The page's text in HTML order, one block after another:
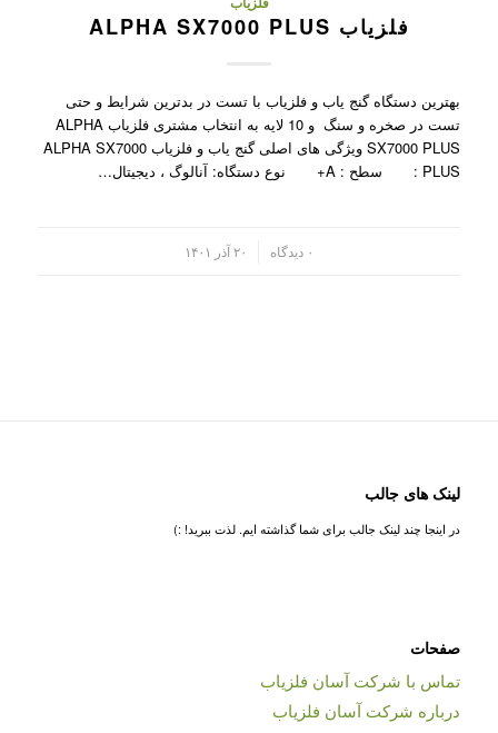
فلزیاب ALPHA SX7000 PLUS
بهترین دستگاه گنج یاب و فلزیاب با تست در بدترین شرایط و حتی
تست در صخره و سنگ و 10 لایه به انتخاب مشتری فلزیاب ALPHA
SX7000 PLUS ویژگی های اصلی گنج یاب و فلزیاب ALPHA SX7000
PLUS : سطح : A+ نوع دستگاه: آنالوگ ، دیجیتال…
۰ دیدگاه ۲۰ آذر ۱۴۰۱
لینک های جالب
در اینجا چند لینک جالب برای شما گذاشته ایم. لذت ببرید! :)
صفحات
تماس با شرکت آسان فلزیاب
درباره شرکت آسان فلزیاب